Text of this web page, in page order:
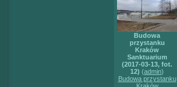
Budowa
przystanku
Kraków
Sanktuarium
(2017-03-13, fot.
12) (admin)
Budowa przystanku